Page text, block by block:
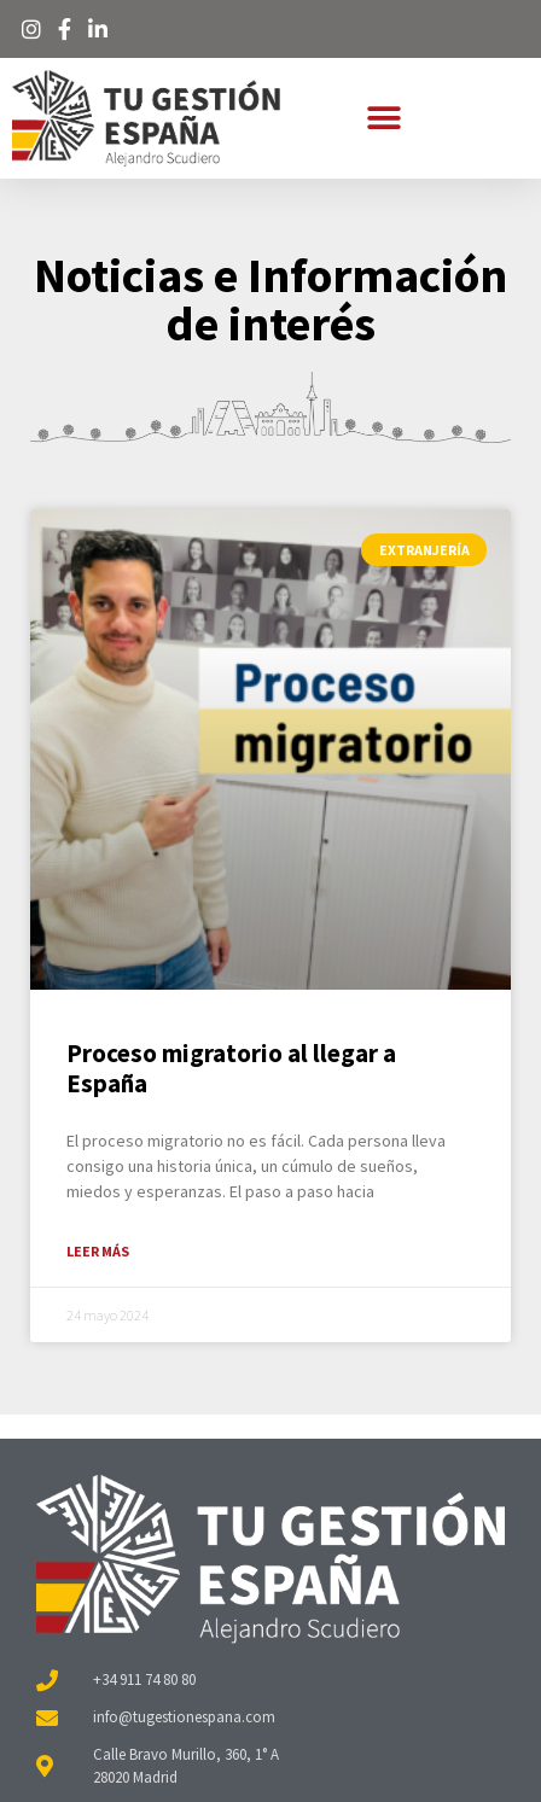
Noticias e Información
de interés
EXTRANJERÍA
Proceso migratorio al llegar a
España
El proceso migratorio no es fácil. Cada persona lleva
consigo una historia única, un cúmulo de sueños,
miedos y esperanzas. El paso a paso hacia
LEER MÁS
24 mayo 2024
+34 911 74 80 80
Calle Bravo Murillo, 360, 1° A
28020 Madrid